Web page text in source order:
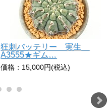
狂刺バッテリー 実生
A3555★ギム…
価格：15,000円(税込)